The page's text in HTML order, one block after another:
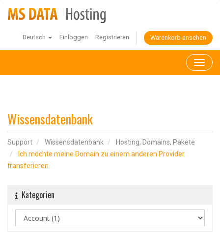
Deutsch Einloggen Registrieren Warenkorb ansehen
Wissensdatenbank
Support Wissensdatenbank
Hosting, Domains, Pakete
Ich möchte meine Domain zu einem anderen Provider
transferieren
Kategorien